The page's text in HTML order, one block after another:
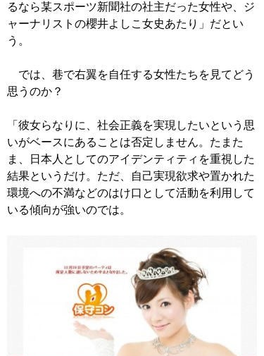
るなら某スポーツ新聞社の社主だった女性や、ジ
ャーナリストの櫻井よしこ女史あたり」だとい
う。
では、巷で右翼を自任する女性たちを見てどう
思うのか？
「彼女らなりに、社会正義を実現したいという思
いがベースにあることは否定しません。たまた
ま、日本人としてのアイデンティティを重視した
結果というだけ。ただ、自己実現欲求や置かれた
環境への不満などのはけ口として活動を利用して
いる傾向が強いのでは。